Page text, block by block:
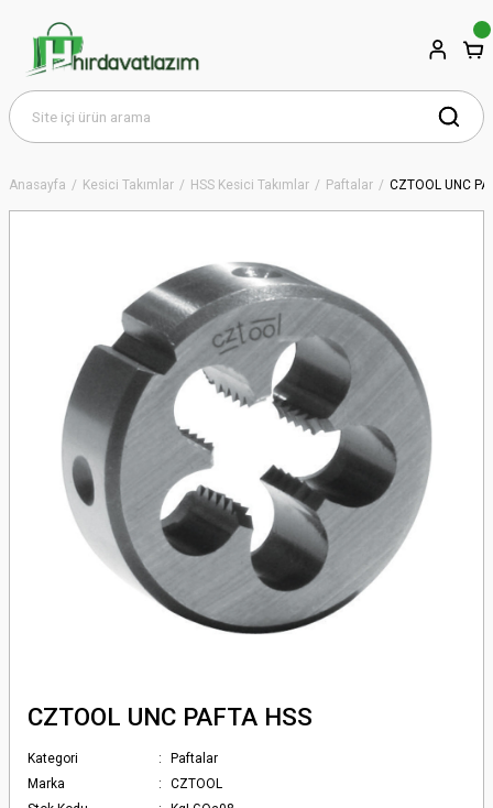
Anasayfa Kesici Takımlar HSS Kesici Takımlar Paftalar CZTOOL UNC
CZTOOL UNC PAFTA HSS
Kategori
Paftalar
Marka
CZTOOL